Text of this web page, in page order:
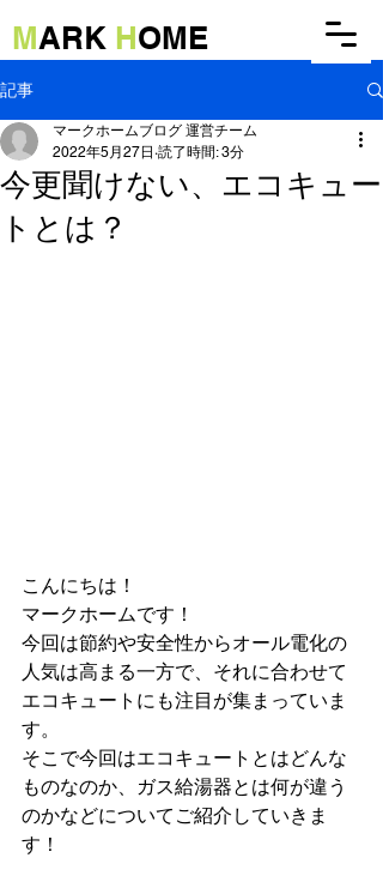
MARK HOME
記事
今更聞けない、エコキュー
トとは？
マークホームブログ 運営チーム
2022年5月27日 読了時間: 3分
こんにちは！
マークホームです！
今回は節約や安全性からオール電化の
人気は高まる一方で、それに合わせて
エコキュートにも注目が集まっていま
す。
そこで今回はエコキュートとはどんな
ものなのか、ガス給湯器とは何が違う
のかなどについてご紹介していきま
す！